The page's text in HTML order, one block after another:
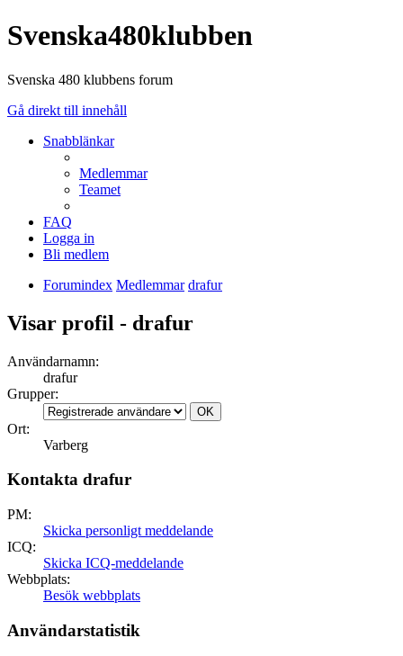
Svenska480klubben
Svenska 480 klubbens forum
Gå direkt till innehåll
Snabblänkar
Medlemmar
Teamet
FAQ
Logga in
Bli medlem
Forumindex Medlemmar drafur
Visar profil - drafur
Användarnamn:
drafur
Grupper:
Ort:
Varberg
Kontakta drafur
PM:
Skicka personligt meddelande
ICQ:
Skicka ICQ-meddelande
Webbplats:
Besök webbplats
Användarstatistik